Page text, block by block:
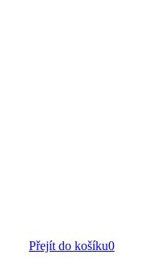
Přejít do košíku0